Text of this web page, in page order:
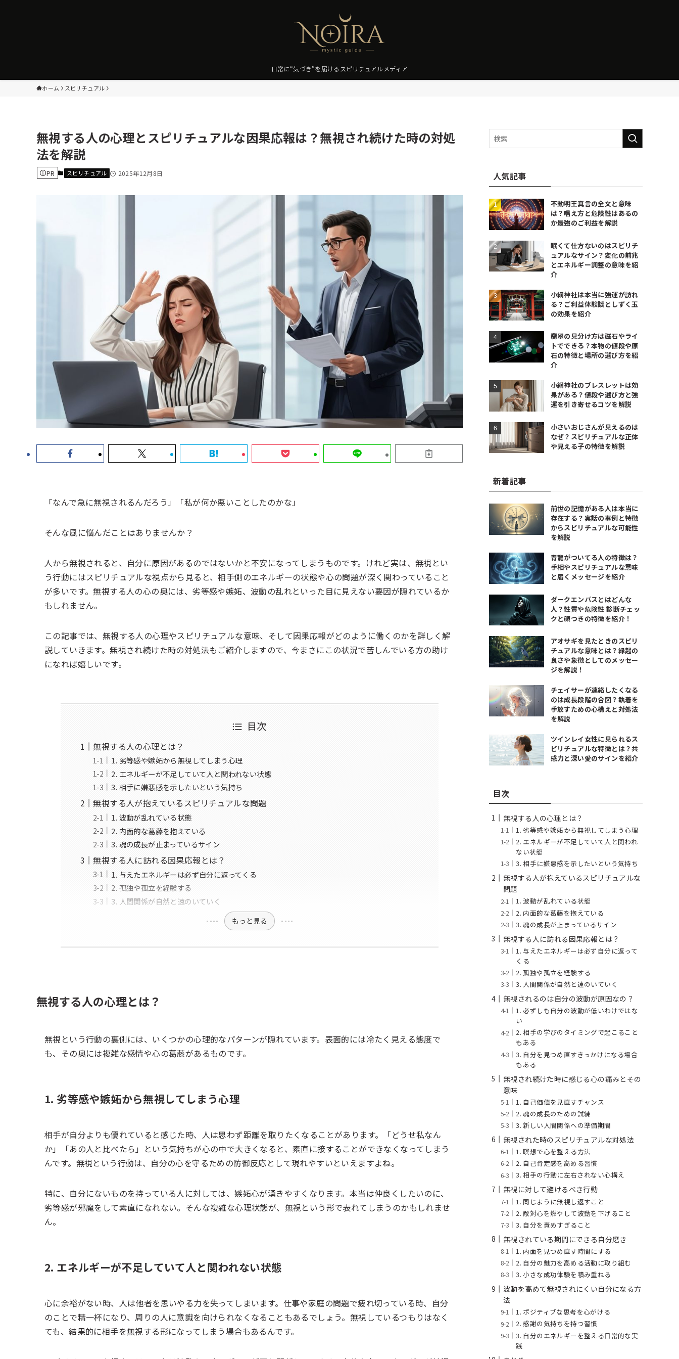
日常に“気づき”を届けるスピリチュアルメディア
ホーム スピリチュアル
無視する人の心理とスピリチュアルな因果応報は？無視され続けた時の対処
法を解説
PR スピリチュアル 2025年12月8日
「なんで急に無視されるんだろう」「私が何か悪いことしたのかな」
そんな風に悩んだことはありませんか？
人から無視されると、自分に原因があるのではないかと不安になってしまうものです。けれど実は、無視とい
う行動にはスピリチュアルな視点から見ると、相手側のエネルギーの状態や心の問題が深く関わっていること
が多いです。無視する人の心の奥には、劣等感や嫉妬、波動の乱れといった目に見えない要因が隠れているか
もしれません。
この記事では、無視する人の心理やスピリチュアルな意味、そして因果応報がどのように働くのかを詳しく解
説していきます。無視され続けた時の対処法もご紹介しますので、今まさにこの状況で苦しんでいる方の助け
になれば嬉しいです。
目次
無視する人の心理とは？
1. 劣等感や嫉妬から無視してしまう心理
2. エネルギーが不足していて人と関われない状態
3. 相手に嫌悪感を示したいという気持ち
無視する人が抱えているスピリチュアルな問題
1. 波動が乱れている状態
2. 内面的な葛藤を抱えている
3. 魂の成長が止まっているサイン
無視する人に訪れる因果応報とは？
1. 与えたエネルギーは必ず自分に返ってくる
2. 孤独や孤立を経験する
3. 人間関係が自然と遠のいていく
もっと見る
無視する人の心理とは？
無視という行動の裏側には、いくつかの心理的なパターンが隠れています。表面的には冷たく見える態度で
も、その奥には複雑な感情や心の葛藤があるものです。
1. 劣等感や嫉妬から無視してしまう心理
相手が自分よりも優れていると感じた時、人は思わず距離を取りたくなることがあります。「どうせ私なん
か」「あの人と比べたら」という気持ちが心の中で大きくなると、素直に接することができなくなってしまう
んです。無視という行動は、自分の心を守るための防御反応として現れやすいといえますよね。
特に、自分にないものを持っている人に対しては、嫉妬心が湧きやすくなります。本当は仲良くしたいのに、
劣等感が邪魔をして素直になれない。そんな複雑な心理状態が、無視という形で表れてしまうのかもしれませ
ん。
2. エネルギーが不足していて人と関われない状態
心に余裕がない時、人は他者を思いやる力を失ってしまいます。仕事や家庭の問題で疲れ切っている時、自分
のことで精一杯になり、周りの人に意識を向けられなくなることもあるでしょう。無視しているつもりはなく
ても、結果的に相手を無視する形になってしまう場合もあるんです。
人気記事
不動明王真言の全文と意味
は？唱え方と危険性はあるの
か最強のご利益を解説
眠くて仕方ないのはスピリチ
ュアルなサイン？変化の前兆
とエネルギー調整の意味を紹
介
小網神社は本当に強運が訪れ
る？ご利益体験談としずく玉
の効果を紹介
翡翠の見分け方は磁石やライ
トでできる？本物の値段や原
石の特徴と場所の選び方を紹
介
小網神社のブレスレットは効
果がある？値段や選び方と強
運を引き寄せるコツを解説
小さいおじさんが見えるのは
なぜ？スピリチュアルな正体
や見える子の特徴を解説
新着記事
前世の記憶がある人は本当に
存在する？実話の事例と特徴
からスピリチュアルな可能性
を解説
青龍がついてる人の特徴は？
手相やスピリチュアルな意味
と届くメッセージを紹介
ダークエンパスとはどんな
人？性質や危険性 診断チェッ
クと顔つきの特徴を紹介！
アオサギを見たときのスピリ
チュアルな意味とは？縁起の
良さや象徴としてのメッセー
ジを解説！
チェイサーが連絡したくなる
のは成長段階の合図？執着を
手放すための心構えと対処法
を解説
ツインレイ女性に見られるス
ピリチュアルな特徴とは？共
感力と深い愛のサインを紹介
目次
無視する人の心理とは？
1. 劣等感や嫉妬から無視してしまう心理
2. エネルギーが不足していて人と関われ
ない状態
3. 相手に嫌悪感を示したいという気持ち
無視する人が抱えているスピリチュアルな
問題
1. 波動が乱れている状態
2. 内面的な葛藤を抱えている
3. 魂の成長が止まっているサイン
無視する人に訪れる因果応報とは？
1. 与えたエネルギーは必ず自分に返って
くる
2. 孤独や孤立を経験する
3. 人間関係が自然と遠のいていく
無視されるのは自分の波動が原因なの？
1. 必ずしも自分の波動が低いわけではな
い
2. 相手の学びのタイミングで起こること
もある
3. 自分を見つめ直すきっかけになる場合
もある
無視され続けた時に感じる心の痛みとその
意味
1. 自己価値を見直すチャンス
2. 魂の成長のための試練
3. 新しい人間関係への準備期間
無視された時のスピリチュアルな対処法
1. 瞑想で心を整える方法
2. 自己肯定感を高める習慣
3. 相手の行動に左右されない心構え
無視に対して避けるべき行動
1. 同じように無視し返すこと
2. 敵対心を燃やして波動を下げること
3. 自分を責めすぎること
無視されている期間にできる自分磨き
1. 内面を見つめ直す時間にする
2. 自分の魅力を高める活動に取り組む
3. 小さな成功体験を積み重ねる
波動を高めて無視されにくい自分になる方
法
1. ポジティブな思考を心がける
2. 感謝の気持ちを持つ習慣
3. 自分のエネルギーを整える日常的な実
践